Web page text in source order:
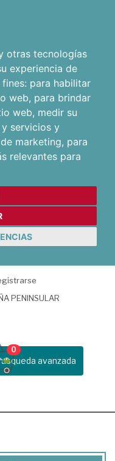
otras tecnologías
experiencia de
para habilitar
web, para brindar
web, medir su
servicios y
marketing, para
relevantes para
PENINSULAR
avanzada
0